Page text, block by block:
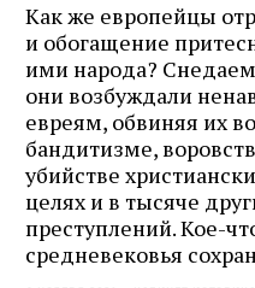
Как же европейцы
и обогащение
ими народа?
они возбуждали
евреям, обвиняя их
бандитизме,
убийстве
целях и в тысяче
преступлений. Кое-
средневековья